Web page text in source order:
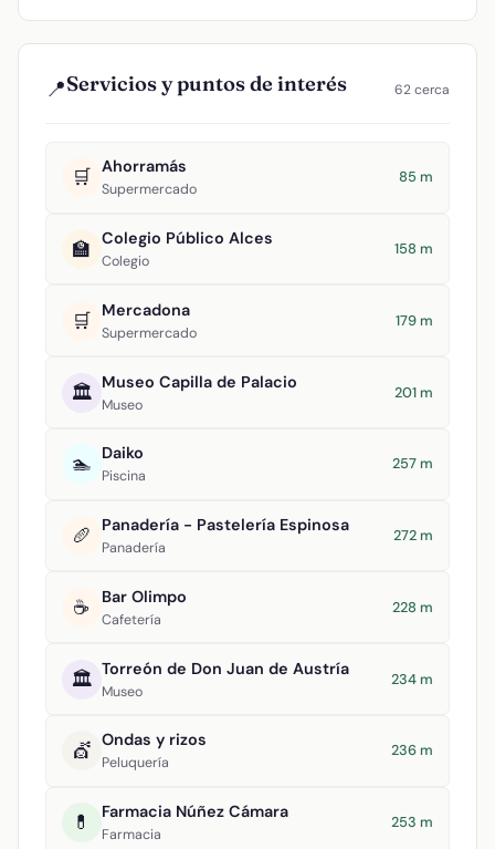
📍Servicios y puntos de interés 62 cerca
🛒 Ahorramás
Supermercado
85 m
🏫 Colegio Público Alces
Colegio
158 m
🛒 Mercadona
Supermercado
179 m
🏛️ Museo Capilla de Palacio
Museo
201 m
🏊 Daiko
Piscina
257 m
🥖 Panadería - Pastelería Espinosa
Panadería
272 m
☕ Bar Olimpo
Cafetería
228 m
🏛️ Torreón de Don Juan de Austría
Museo
234 m
💇 Ondas y rizos
Peluquería
236 m
💊 Farmacia Núñez Cámara
Farmacia
253 m